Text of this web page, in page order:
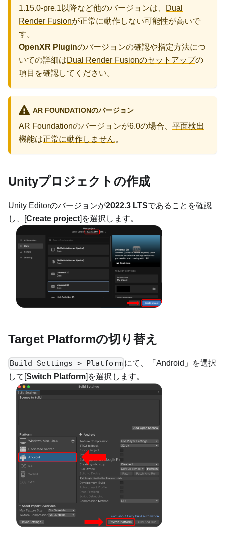
1.15.0-pre.1以降など他のバージョンは、
Dual
Render Fusionが正常に動作しない可能性が高いで
す。
OpenXR Pluginのバージョンの確認や指定方法につ
いての詳細はDual Render Fusionのセットアップの
項目を確認してください。
AR FOUNDATIONのバージョン
AR Foundationのバージョンが6.0の場合、 平面検出
機能は正常に動作しません。
Unityプロジェクトの作成
Unity Editorのバージョンが2022.3 LTSであることを確認
し、[Create project]を選択します。
Target Platformの切り替え
Build Settings > Platform にて、「Android」を選択
して[Switch Platform]を選択します。